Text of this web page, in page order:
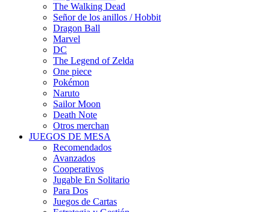
The Walking Dead
Señor de los anillos / Hobbit
Dragon Ball
Marvel
DC
The Legend of Zelda
One piece
Pokémon
Naruto
Sailor Moon
Death Note
Otros merchan
JUEGOS DE MESA
Recomendados
Avanzados
Cooperativos
Jugable En Solitario
Para Dos
Juegos de Cartas